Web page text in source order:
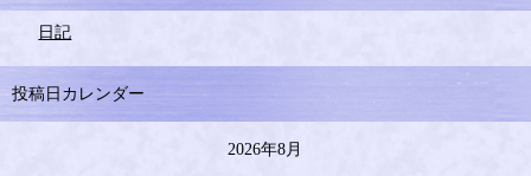
日記
投稿日カレンダー
2026年8月